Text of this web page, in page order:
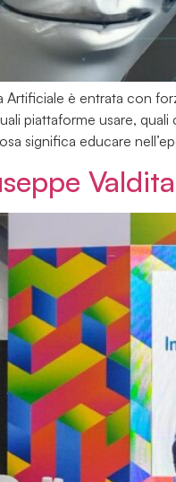
Artificiale è entrata con
piattaforme usare,
significa educare